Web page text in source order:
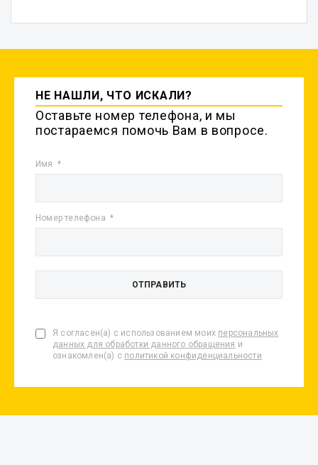
НЕ НАШЛИ, ЧТО ИСКАЛИ?
Оставьте номер телефона, и мы
постараемся помочь Вам в вопросе.
Имя
Номер телефона
Я согласен(а) с использованием моих персональных
данных для обработки данного обращения и
ознакомлен(а) с политикой конфиденциальности